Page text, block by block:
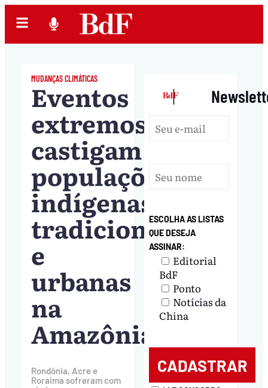
MUDANÇAS CLIMÁTICAS
Eventos
extremos
castigam
populações
indígenas,
tradicionais
e
urbanas
na
Amazônia
Rondônia, Acre e
Roraima sofreram com
|
ESCOLHA AS LISTAS
QUE DESEJA
ASSINAR:
Editorial
BdF
Ponto
Notícias da
China